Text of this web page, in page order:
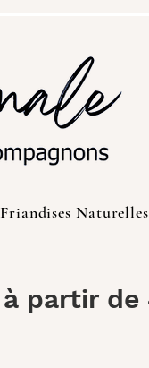
Friandises Naturelles